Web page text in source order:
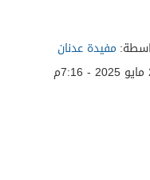
مفيدة عدنان